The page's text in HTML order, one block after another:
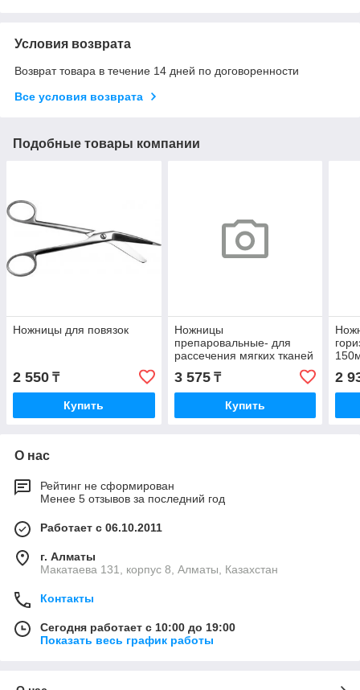
Условия возврата
Возврат товара в течение 14 дней по договоренности
Все условия возврата
Подобные товары компании
Ножницы для повязок
2 550 ₸
Купить
Ножницы
препаровальные- для
рассечения мягких тканей
вертикально-изогнутые
230 мм
10.0381.23/10.0379.23
(Н-8)
3 575₸
Купить
2
О нас
Рейтинг не сформирован
Менее 5 отзывов за последний год
Работает с 06.10.2011
г. Алматы
Макатаева 131, корпус 8, Алматы, Казахстан
Контакты
Сегодня работает с 10:00 до 19:00
Показать весь график работы